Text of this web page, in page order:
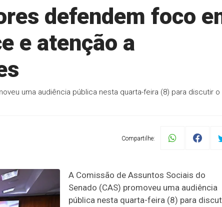
defendem foco
e atenção a
uma audiência pública nesta quarta-feira (8) para discutir o
Compartilhe:
A Comissão de Assuntos Sociais do
Senado (CAS) promoveu uma audiência
pública nesta quarta-feira (8) para